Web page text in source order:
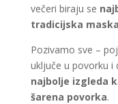
večeri biraju se
tradicijska maska
Pozivamo sve –
uključe u povorku i
najbolje izgleda
šarena povorka.